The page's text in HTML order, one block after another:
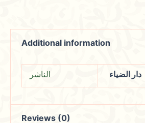
Additional information
الناشر دار الضياء
Reviews (0)